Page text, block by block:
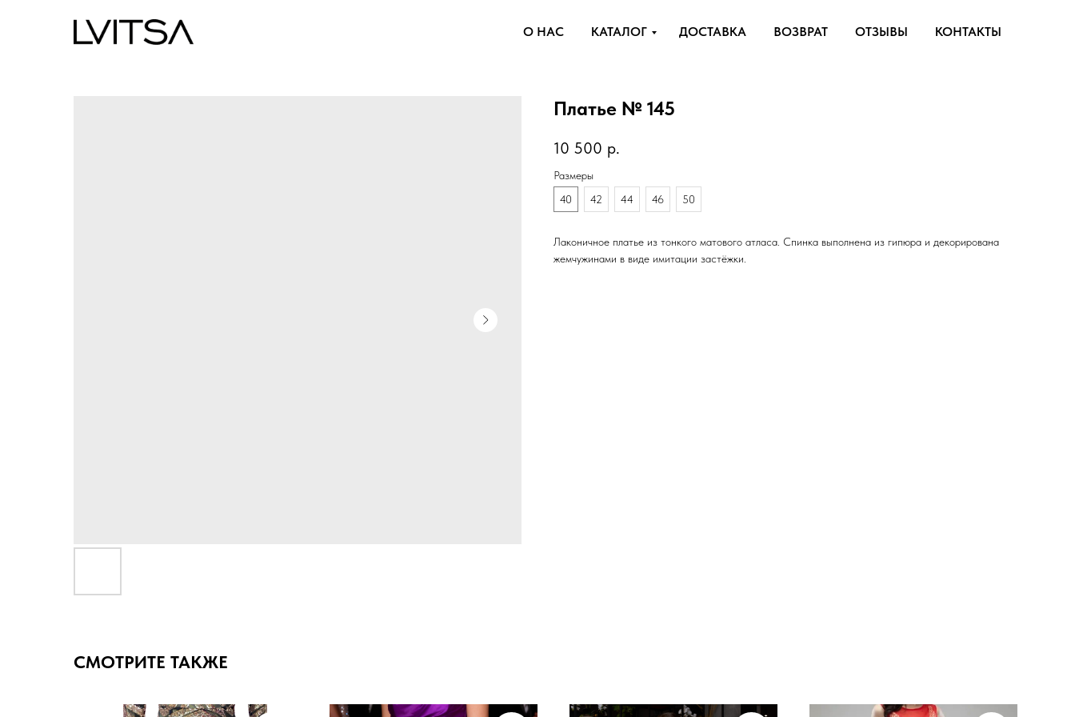
О НАС КАТАЛОГ ДОСТАВКА ВОЗВРАТ ОТЗЫВЫ КОНТАКТЫ
Платье № 145
10 500 р.
Размеры
40
42 44 46 50
Лаконичное платье из тонкого матового атласа. Спинка выполнена из гипюра и декорирована
жемчужинами в виде имитации застёжки.
СМОТРИТЕ ТАКЖЕ